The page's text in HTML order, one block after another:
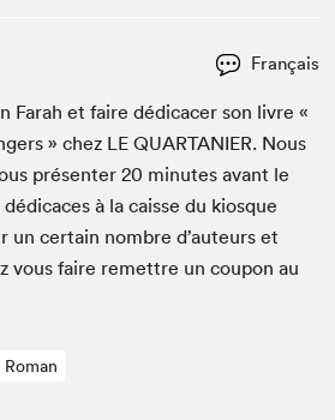
Français
Farah et faire dédi­cac­er son livre «
» chez LE QUAR­TANIER. Nous
présen­ter20 min­utes avant le
à la caisse du kiosque
un cer­tain nom­bre d’auteurs et
vous faire remet­tre un coupon au
Roman